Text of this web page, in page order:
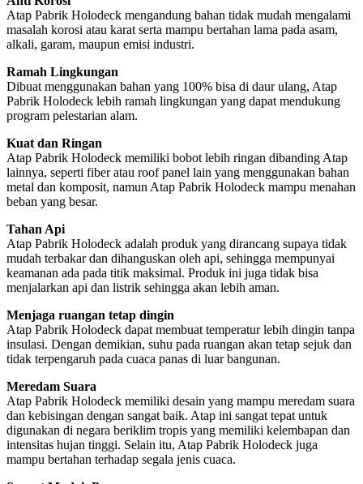
Atap Pabrik Holodeck mengandung bahan tidak mudah mengalami
masalah korosi atau karat serta mampu bertahan lama pada asam,
alkali, garam, maupun emisi industri.
Ramah Lingkungan
Dibuat menggunakan bahan yang 100% bisa di daur ulang, Atap
Pabrik Holodeck lebih ramah lingkungan yang dapat mendukung
program pelestarian alam.
Kuat dan Ringan
Atap Pabrik Holodeck memiliki bobot lebih ringan dibanding Atap
lainnya, seperti fiber atau roof panel lain yang menggunakan bahan
metal dan komposit, namun Atap Pabrik Holodeck mampu menahan
beban yang besar.
Tahan Api
Atap Pabrik Holodeck adalah produk yang dirancang supaya tidak
mudah terbakar dan dihanguskan oleh api, sehingga mempunyai
keamanan ada pada titik maksimal. Produk ini juga tidak bisa
menjalarkan api dan listrik sehingga akan lebih aman.
Menjaga ruangan tetap dingin
Atap Pabrik Holodeck dapat membuat temperatur lebih dingin tanpa
insulasi. Dengan demikian, suhu pada ruangan akan tetap sejuk dan
tidak terpengaruh pada cuaca panas di luar bangunan.
Meredam Suara
Atap Pabrik Holodeck memiliki desain yang mampu meredam suara
dan kebisingan dengan sangat baik. Atap ini sangat tepat untuk
digunakan di negara beriklim tropis yang memiliki kelembapan dan
intensitas hujan tinggi. Selain itu, Atap Pabrik Holodeck juga
mampu bertahan terhadap segala jenis cuaca.